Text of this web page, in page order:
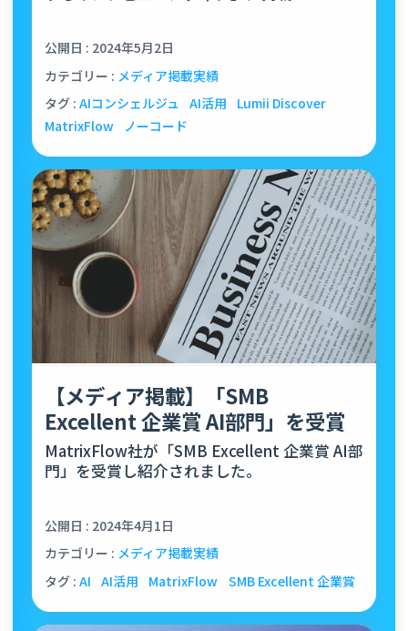
公開日 : 2024年5月2日
カテゴリー : メディア掲載実績
タグ : AIコンシェルジュ AI活用
Lumii Discover
MatrixFlow
ノーコード
【メディア掲載】「SMB
Excellent 企業賞 AI部門」を受賞
MatrixFlow社が「SMB Excellent 企業賞 AI部
門」を受賞し紹介されました。
公開日 : 2024年4月1日
カテゴリー : メディア掲載実績
タグ : AI AI活用 MatrixFlow SMB Excellent 企業賞